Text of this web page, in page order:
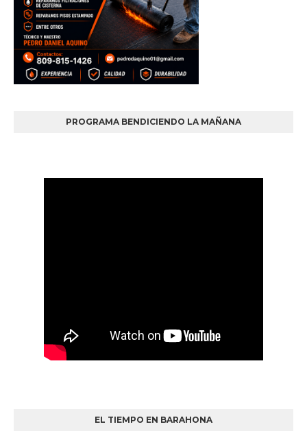
PROGRAMA BENDICIENDO LA MAÑANA
EL TIEMPO EN BARAHONA